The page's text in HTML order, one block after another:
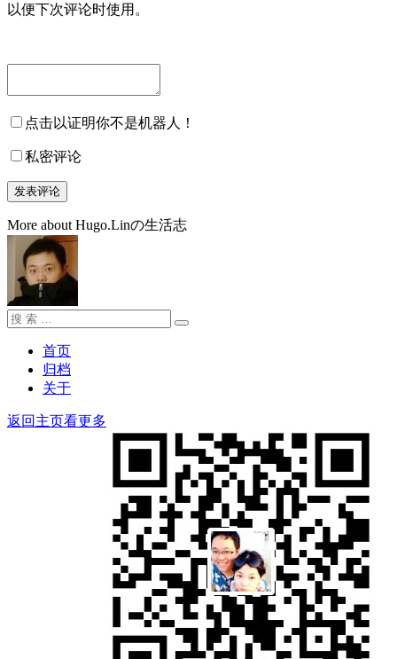
以便下次评论时使用。
点击以证明你不是机器人！
私密评论
More about Hugo.Linの生活志
搜
搜
首页
归档
关于
返回主页看更多